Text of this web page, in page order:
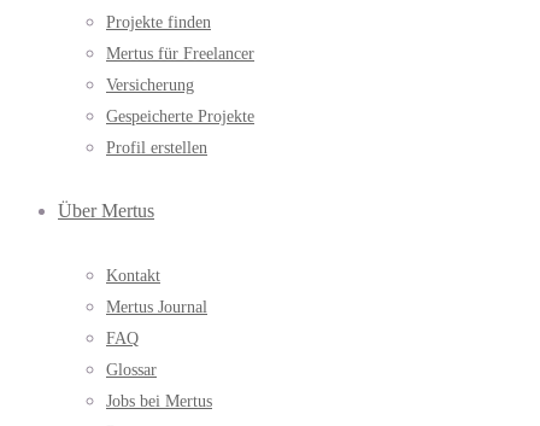
Projekte finden
Mertus für Freelancer
Versicherung
Gespeicherte Projekte
Profil erstellen
Über Mertus
Kontakt
Mertus Journal
FAQ
Glossar
Jobs bei Mertus